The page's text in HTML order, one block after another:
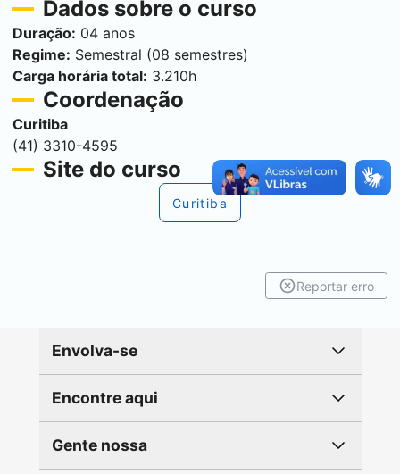
Dados sobre o curso
Duração: 04 anos
Regime: Semestral (08 semestres)
Carga horária total: 3.210h
Coordenação
Curitiba
(41) 3310-4595
Site do curso
Curitiba
Reportar erro
Envolva-se
Encontre aqui
Gente nossa